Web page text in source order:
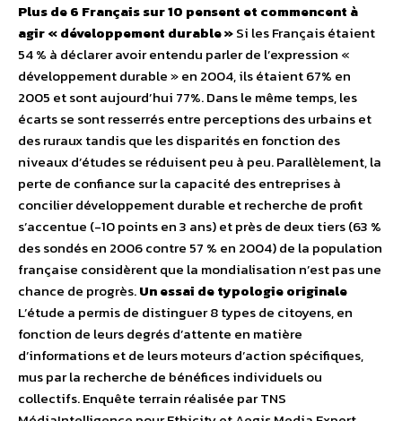
Plus de 6 Français sur 10 pensent et commencent à
agir « développement durable »Si les Français étaient
54 % à déclarer avoir entendu parler de l’expression «
développement durable » en 2004, ils étaient 67% en
2005 et sont aujourd’hui 77%. Dans le même temps, les
écarts se sont resserrés entre perceptions des urbains et
des ruraux tandis que les disparités en fonction des
niveaux d’études se réduisent peu à peu. Parallèlement, la
perte de confiance sur la capacité des entreprises à
concilier développement durable et recherche de profit
s’accentue (-10 points en 3 ans) et près de deux tiers (63 %
des sondés en 2006 contre 57 % en 2004) de la population
française considèrent que la mondialisation n’est pas une
chance de progrès.Un essai de typologie originale
L’étude a permis de distinguer 8 types de citoyens, en
fonction de leurs degrés d’attente en matière
d’informations et de leurs moteurs d’action spécifiques,
mus par la recherche de bénéfices individuels ou
collectifs. Enquête terrain réalisée par TNS